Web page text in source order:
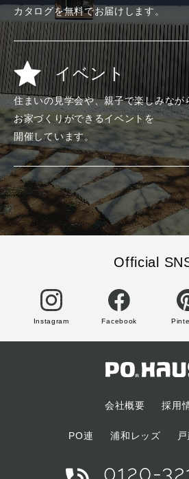
カタログを無料でお届けします。
イベント
住まいの見学会や、親子で楽しみなが
お家づくりができるイベントを
開催しています。
Official
Instagram Facebook
会社概要 採用
PO連 浦和レッズ